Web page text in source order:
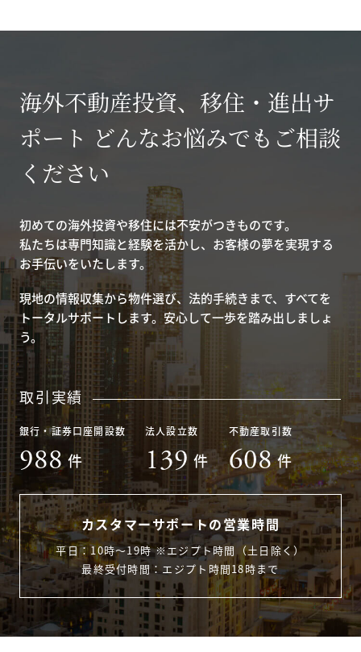
海外不動産投資、移住・進出サ
ポート どんなお悩みでもご相談
ください
初めての海外投資や移住には不安がつきものです。
私たちは専門知識と経験を活かし、お客様の夢を実現する
お手伝いをいたします。
現地の情報収集から物件選び、法的手続きまで、すべてを
トータルサポートします。安心して一歩を踏み出しましょ
う。
取引実績
銀行・証券口座開設数
988 件
法人設立数
139 件
不動産取引数
608 件
カスタマーサポートの営業時間
平日：10時〜19時 ※エジプト時間（土日除く）
最終受付時間：エジプト時間18時まで